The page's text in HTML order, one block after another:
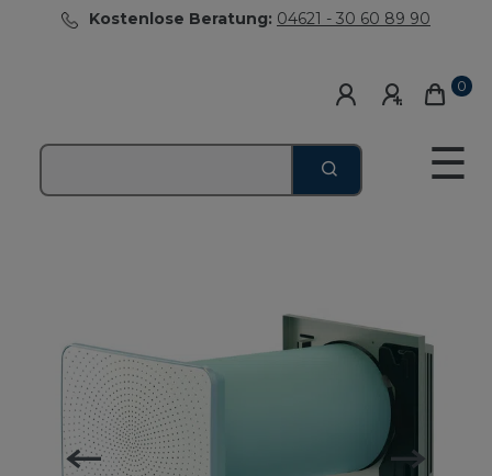
Kostenlose Beratung: 04621 - 30 60 89 90
0
☰